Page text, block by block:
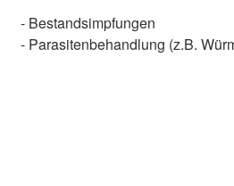
- Bestandsimpfungen
- Parasitenbehandlung (z.B.